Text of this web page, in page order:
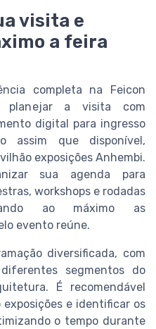
visita e
a feira
completa na Feicon
planejar a visita com
digital para ingresso
assim que disponível,
exposições Anhembi.
sua agenda para
workshops e rodadas
ao máximo as
evento reúne.
diversificada, com
segmentos do
É recomendável
e identificar os
o tempo durante